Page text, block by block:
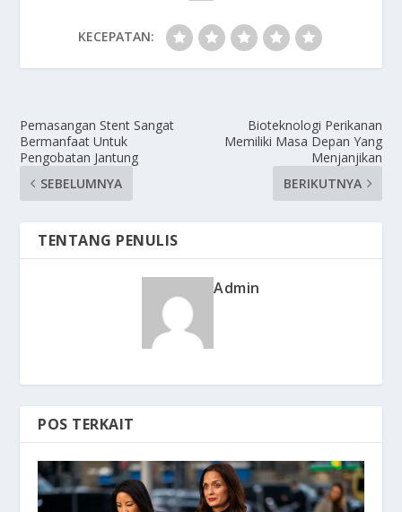
KECEPATAN:
Pemasangan Stent Sangat
Bermanfaat Untuk
Pengobatan Jantung
SEBELUMNYA
Bioteknologi Perikanan
Memiliki Masa Depan Yang
Menjanjikan
BERIKUTNYA
TENTANG PENULIS
Admin
POS TERKAIT